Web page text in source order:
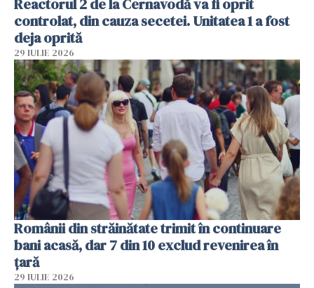
controlat, din cauza secetei. Unitatea 1 a fost
deja oprită
29 IULIE 2026
Românii din străinătate trimit în continuare
bani acasă, dar 7 din 10 exclud revenirea în
țară
29 IULIE 2026